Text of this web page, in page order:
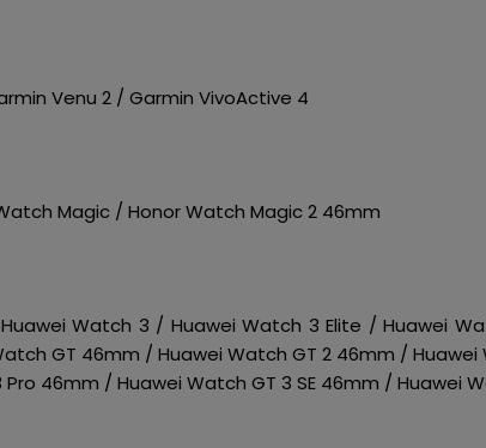
Venu 2 / Garmin VivoActive 4
Magic / Honor Watch Magic 2 46mm
Watch 3 / Huawei Watch 3 Elite / Huawei
GT 46mm / Huawei Watch GT 2 46mm / Huawei
46mm / Huawei Watch GT 3 SE 46mm / Huawei